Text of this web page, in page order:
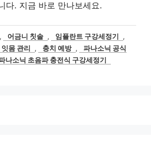
다. 지금 바로 만나보세요.
, 어금니 칫솔 , 임플란트 구강세정기
,
잇몸 관리 , 충치 예방 ,
파나소닉 공식
나소닉 초음파 충전식 구강세정기